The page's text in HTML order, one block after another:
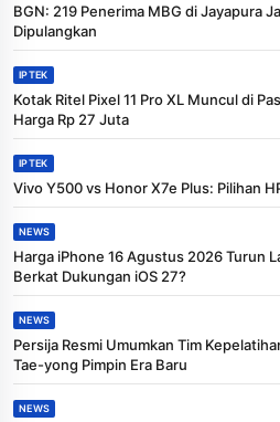
BGN: 219 Penerima MBG di Jayapura
Dipulangkan
IPTEK
Kotak Ritel Pixel 11 Pro XL Muncul di
Harga Rp 27 Juta
IPTEK
Vivo Y500 vs Honor X7e Plus: Pilihan
NEWS
Harga iPhone 16 Agustus 2026 Turun
Berkat Dukungan iOS 27?
NEWS
Persija Resmi Umumkan Tim
Tae-yong Pimpin Era Baru
NEWS